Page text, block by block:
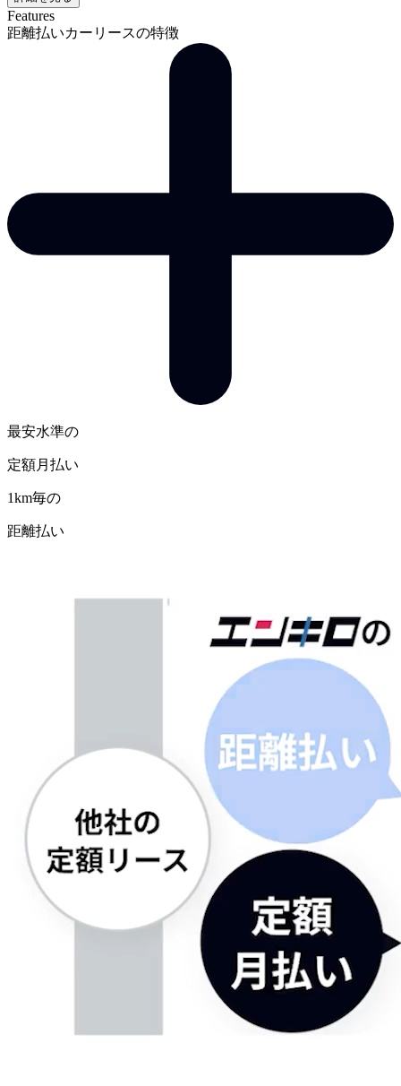
Features
距離払いカーリースの特徴
最安水準の
定額月払い
1km毎の
距離払い